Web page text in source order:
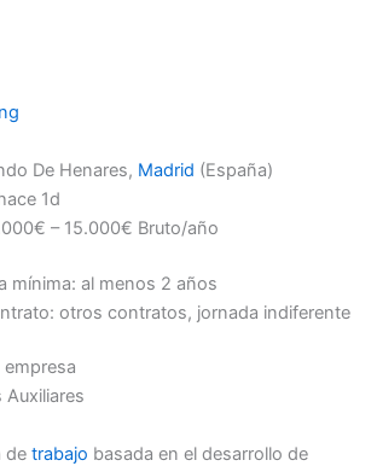
De Henares, Madrid (España)
1d
– 15.000€ Bruto/año
mínima: al menos 2 años
otros contratos, jornada indiferente
Auxiliares
de trabajo basada en el desarrollo de